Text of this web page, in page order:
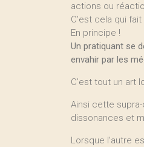
actions ou
C’est cela qui
En principe !
Un pratiquant se
envahir par les
C’est tout un art
Ainsi cette
dissonances et
Lorsque l’autre